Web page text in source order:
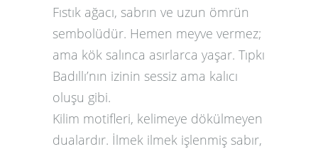
Fıstık ağacı, sabrın ve uzun ömrün
sembolüdür. Hemen meyve vermez;
ama kök salınca asırlarca yaşar. Tıpkı
Badıllı’nın izinin sessiz ama kalıcı
oluşu gibi.
Kilim motifleri, kelimeye dökülmeyen
dualardır. İlmek ilmek işlenmiş sabır,